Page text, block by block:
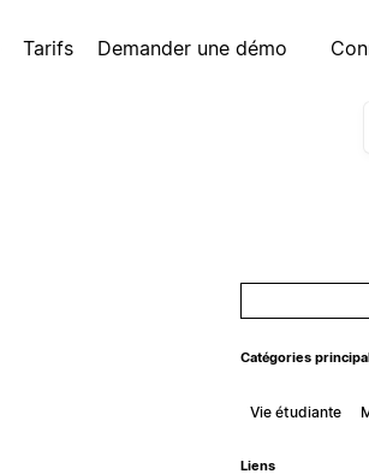
Tarifs Demander une démo
Catégories
Vie étudiante
Liens